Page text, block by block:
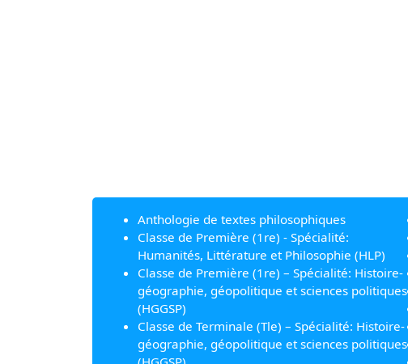
Anthologie de textes philosophiques
Classe de Première (1re) - Spécialité:
Humanités, Littérature et Philosophie (HLP)
Classe de Première (1re) – Spécialité: Histoire-
géographie, géopolitique et sciences politiques
(HGGSP)
Classe de Terminale (Tle) – Spécialité: Histoire-
géographie, géopolitique et sciences politiques